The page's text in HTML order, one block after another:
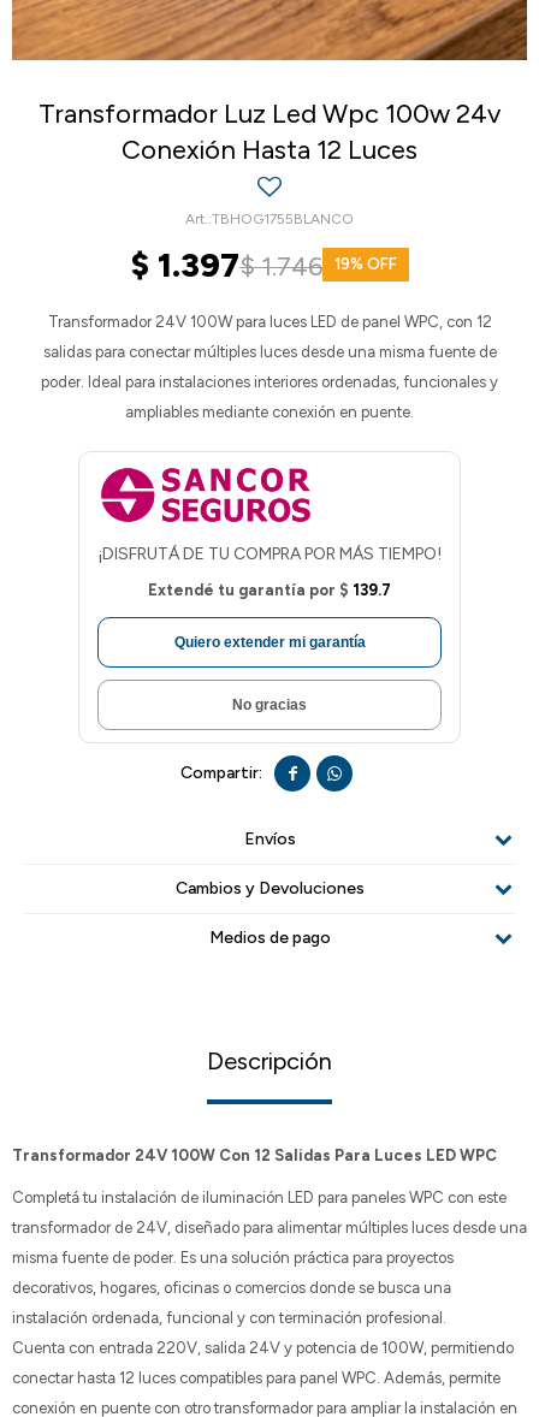
Transformador Luz Led Wpc 100w 24v
Conexión Hasta 12 Luces
TBHOG1755BLANCO
$ 1.397$1.746 19
Transformador 24V 100W para luces LED de panel WPC, con 12
salidas para conectar múltiples luces desde una misma fuente de
poder. Ideal para instalaciones interiores ordenadas, funcionales y
ampliables mediante conexión en puente.
¡DISFRUTÁ DE TU COMPRA POR MÁS TIEMPO!
Extendé tu garantía por $ 139.7
Quiero extender mi garantía
No gracias
 
Envíos
Cambios y Devoluciones
Medios de pago
Descripción
Transformador 24V 100W Con 12 Salidas Para Luces LED WPC
Completá tu instalación de iluminación LED para paneles WPC con este
transformador de 24V, diseñado para alimentar múltiples luces desde una
misma fuente de poder. Es una solución práctica para proyectos
decorativos, hogares, oficinas o comercios donde se busca una
instalación ordenada, funcional y con terminación profesional.
Cuenta con entrada 220V, salida 24V y potencia de 100W, permitiendo
conectar hasta 12 luces compatibles para panel WPC. Además, permite
conexión en puente con otro transformador para ampliar la instalación en